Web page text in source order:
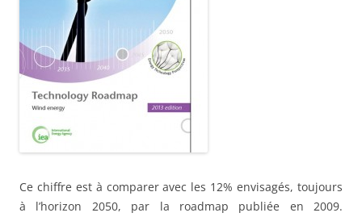
Ce chiffre est à comparer avec les 12% envisagés, toujours
à l’horizon 2050, par la roadmap publiée en 2009.